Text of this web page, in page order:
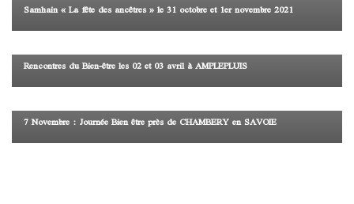
Samhain « La fête des ancêtres » le 31 octobre et 1er novembre 2021
Rencontres du Bien-être les 02 et 03 avril à AMPLEPLUIS
7 Novembre : Journée Bien être près de CHAMBERY en SAVOIE